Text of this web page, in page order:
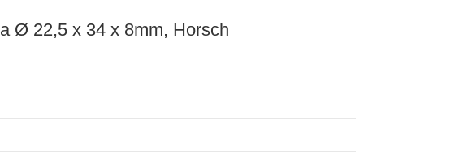
Ø 22,5 x 34 x 8mm, Horsch